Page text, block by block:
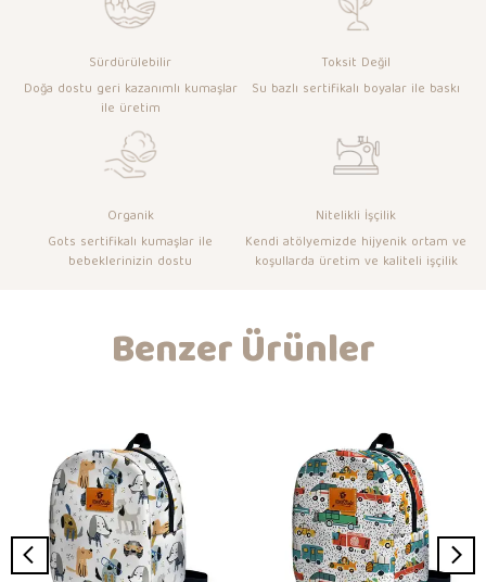
Sürdürülebilir
Doğa dostu geri kazanımlı kumaşlar
ile üretim
Toksit Değil
Su bazlı sertifikalı boyalar ile baskı
Organik
Gots sertifikalı kumaşlar ile
bebeklerinizin dostu
Nitelikli İşçilik
Kendi atölyemizde hijyenik ortam ve
koşullarda üretim ve kaliteli işçilik
Benzer Ürünler